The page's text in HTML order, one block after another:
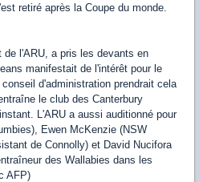
retiré après la Coupe du monde.
de l'ARU, a pris les devants en
manifestait de l'intérêt pour le
d'administration prendrait cela
le club des Canterbury
L'ARU a aussi auditionné pour
Ewen McKenzie (NSW
de Connolly) et David Nucifora
des Wallabies dans les
AFP)